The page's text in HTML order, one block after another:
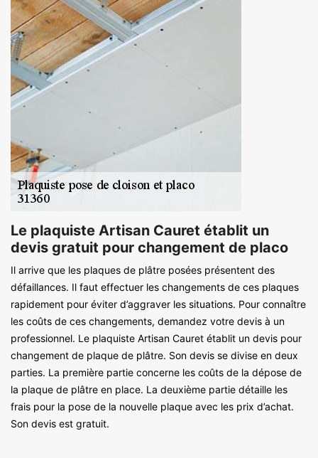
Le plaquiste Artisan Cauret établit un
devis gratuit pour changement de placo
Il arrive que les plaques de plâtre posées présentent des
défaillances. Il faut effectuer les changements de ces plaques
rapidement pour éviter d’aggraver les situations. Pour connaître
les coûts de ces changements, demandez votre devis à un
professionnel. Le plaquiste Artisan Cauret établit un devis pour
changement de plaque de plâtre. Son devis se divise en deux
parties. La première partie concerne les coûts de la dépose de
la plaque de plâtre en place. La deuxième partie détaille les
frais pour la pose de la nouvelle plaque avec les prix d’achat.
Son devis est gratuit.